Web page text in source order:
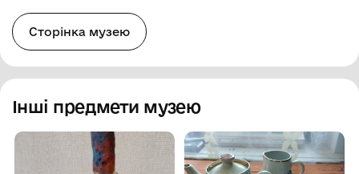
Сторінка музею
Інші предмети музею